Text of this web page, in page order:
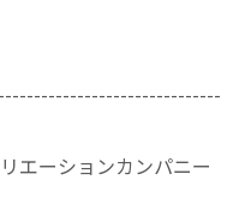
エーションカンパニー